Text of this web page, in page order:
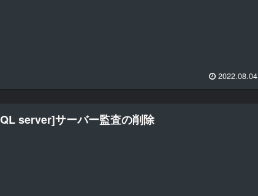
2022.08.04
server]サーバー監査の削除